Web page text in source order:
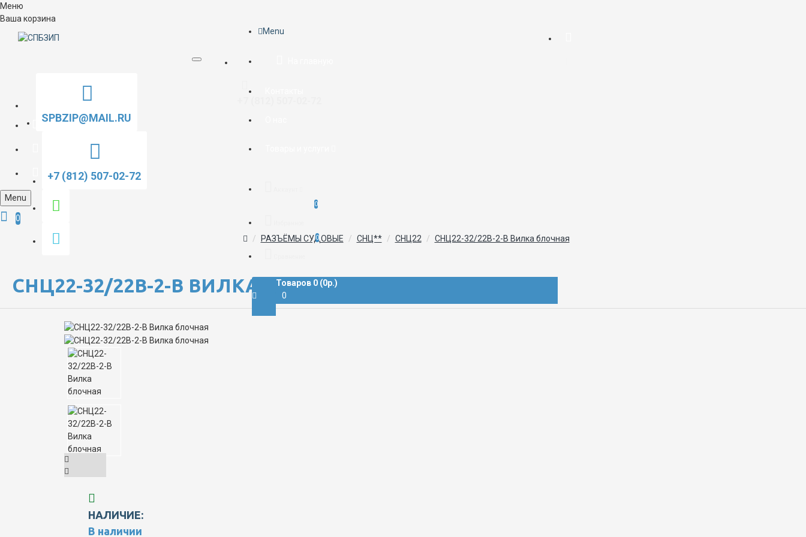
Меню
Ваша корзина
SPBZIP@MAIL.RU
+7 (812) 507-02-72
Menu
0
0
Товаров 0 (0р.)
0
Menu
0
РАЗЪЁМЫ СУДОВЫЕ СНЦ** СНЦ22 СНЦ22-32/22В-2-В Вилка блочная
СНЦ22-32/22В-2-В ВИЛКА БЛОЧНАЯ
НАЛИЧИЕ:
В наличии